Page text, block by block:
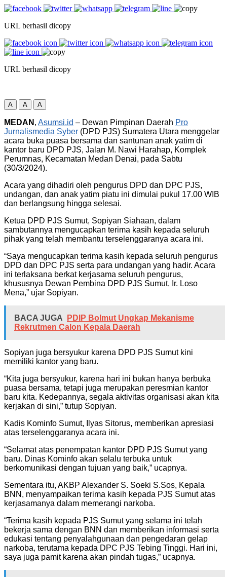
URL berhasil dicopy
URL berhasil dicopy
A A A
MEDAN , Asumsi.id – Dewan Pimpinan Daerah Pro
Jurnalismedia Syber (DPD PJS) Sumatera Utara menggelar
acara buka puasa bersama dan santunan anak yatim di
kantor baru DPD PJS, Jalan M. Nawi Harahap, Komplek
Perumnas, Kecamatan Medan Denai, pada Sabtu
(30/3/2024).
Acara yang dihadiri oleh pengurus DPD dan DPC PJS,
undangan, dan anak yatim piatu ini dimulai pukul 17.00 WIB
dan berlangsung hingga selesai.
Ketua DPD PJS Sumut, Sopiyan Siahaan, dalam
sambutannya mengucapkan terima kasih kepada seluruh
pihak yang telah membantu terselenggaranya acara ini.
“Saya mengucapkan terima kasih kepada seluruh pengurus
DPD dan DPC PJS serta para undangan yang hadir. Acara
ini terlaksana berkat kerjasama seluruh pengurus,
khususnya Dewan Pembina DPD PJS Sumut, Ir. Loso
Mena,” ujar Sopiyan.
BACA JUGA
PDIP Bolmut Ungkap Mekanisme
Rekrutmen Calon Kepala Daerah
Sopiyan juga bersyukur karena DPD PJS Sumut kini
memiliki kantor yang baru.
“Kita juga bersyukur, karena hari ini bukan hanya berbuka
puasa bersama, tetapi juga merupakan peresmian kantor
baru kita. Kedepannya, segala aktivitas organisasi akan kita
kerjakan di sini,” tutup Sopiyan.
Kadis Kominfo Sumut, Ilyas Sitorus, memberikan apresiasi
atas terselenggaranya acara ini.
“Selamat atas penempatan kantor DPD PJS Sumut yang
baru. Dinas Kominfo akan selalu terbuka untuk
berkomunikasi dengan tujuan yang baik,” ucapnya.
Sementara itu, AKBP Alexander S. Soeki S.Sos, Kepala
BNN, menyampaikan terima kasih kepada PJS Sumut atas
kerjasamanya dalam memerangi narkoba.
“Terima kasih kepada PJS Sumut yang selama ini telah
bekerja sama dengan BNN dan memberikan informasi serta
edukasi tentang penyalahgunaan dan pengedaran gelap
narkoba, terutama kepada DPC PJS Tebing Tinggi. Hari ini,
saya juga pamit karena akan pindah tugas,” ucapnya.